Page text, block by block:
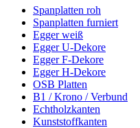
Spanplatten roh
Spanplatten furniert
Egger weiß
Egger U-Dekore
Egger F-Dekore
Egger H-Dekore
OSB Platten
B1 / Krono / Verbund
Echtholzkanten
Kunststoffkanten